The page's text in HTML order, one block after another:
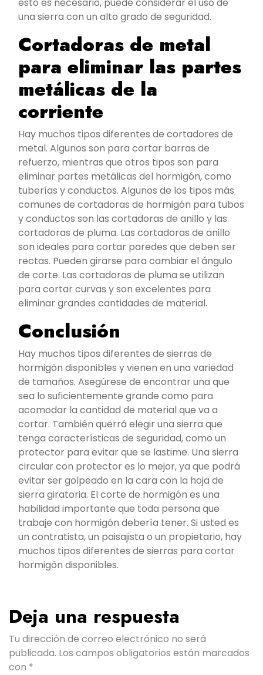
una sierra con un alto grado de seguridad.
Cortadoras de metal
para eliminar las partes
metálicas de la
corriente
Hay muchos tipos diferentes de cortadores de
metal. Algunos son para cortar barras de
refuerzo, mientras que otros tipos son para
eliminar partes metálicas del hormigón, como
tuberías y conductos. Algunos de los tipos más
comunes de cortadoras de hormigón para tubos
y conductos son las cortadoras de anillo y las
cortadoras de pluma. Las cortadoras de anillo
son ideales para cortar paredes que deben ser
rectas. Pueden girarse para cambiar el ángulo
de corte. Las cortadoras de pluma se utilizan
para cortar curvas y son excelentes para
eliminar grandes cantidades de material.
Conclusión
Hay muchos tipos diferentes de sierras de
hormigón disponibles y vienen en una variedad
de tamaños. Asegúrese de encontrar una que
sea lo suficientemente grande como para
acomodar la cantidad de material que va a
cortar. También querrá elegir una sierra que
tenga características de seguridad, como un
protector para evitar que se lastime. Una sierra
circular con protector es lo mejor, ya que podrá
evitar ser golpeado en la cara con la hoja de
sierra giratoria. El corte de hormigón es una
habilidad importante que toda persona que
trabaje con hormigón debería tener. Si usted es
un contratista, un paisajista o un propietario, hay
muchos tipos diferentes de sierras para cortar
hormigón disponibles.
Deja una respuesta
Tu dirección de correo electrónico no será
publicada. Los campos obligatorios están marcados
con *